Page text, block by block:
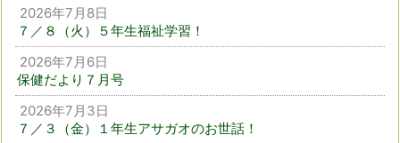
2026年7月8日
７／８（火）５年生福祉学習！
2026年7月6日
保健だより７月号
2026年7月3日
７／３（金）１年生アサガオのお世話！